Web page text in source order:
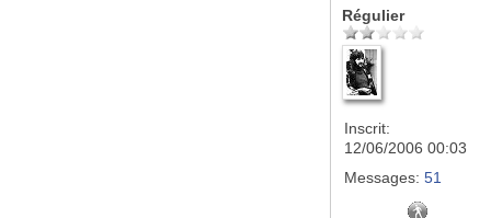
Régulier
Inscrit:
12/06/2006 00:03
Messages: 51